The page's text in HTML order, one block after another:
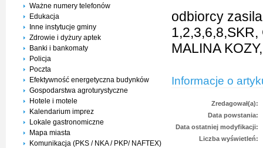
Ważne numery telefonów
Edukacja
Inne instytucje gminy
Zdrowie i dyżury aptek
Banki i bankomaty
Policja
Poczta
Efektywność energetyczna budynków
Gospodarstwa agroturystyczne
Hotele i motele
Kalendarium imprez
Lokale gastronomiczne
Mapa miasta
Komunikacja (PKS / NKA / PKP/ NAFTEX)
odbiorcy
MALINA
Informacje o
Zredagował(a):
Data powstania:
Data ostatniej modyfikacji:
Liczba wyświetleń: